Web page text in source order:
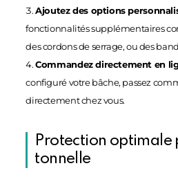
Ajoutez des options
fonctionnalités supplémentaires
des cordons de serrage, ou des
Commandez directement en
configuré votre bâche, passez
directement chez vous.
Protection optimale
tonnelle